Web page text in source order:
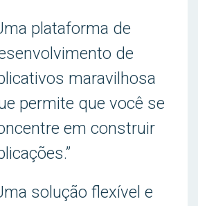
plataforma de
de
maravilhosa
permite que você se
em construir
solução flexível e